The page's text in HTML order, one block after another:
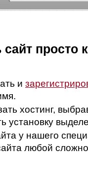
просто
и
хостинг,
установку
у нашего
любой